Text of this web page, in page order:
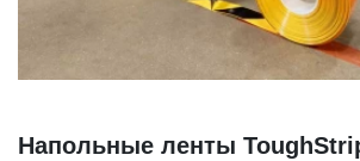
Напольные ленты